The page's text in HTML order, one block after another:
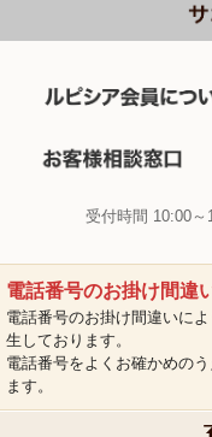
受付時間 10:00～
電話番号のお掛け間違
電話番号のお掛け間違いに
生しております。
電話番号をよくお確かめの
ます。